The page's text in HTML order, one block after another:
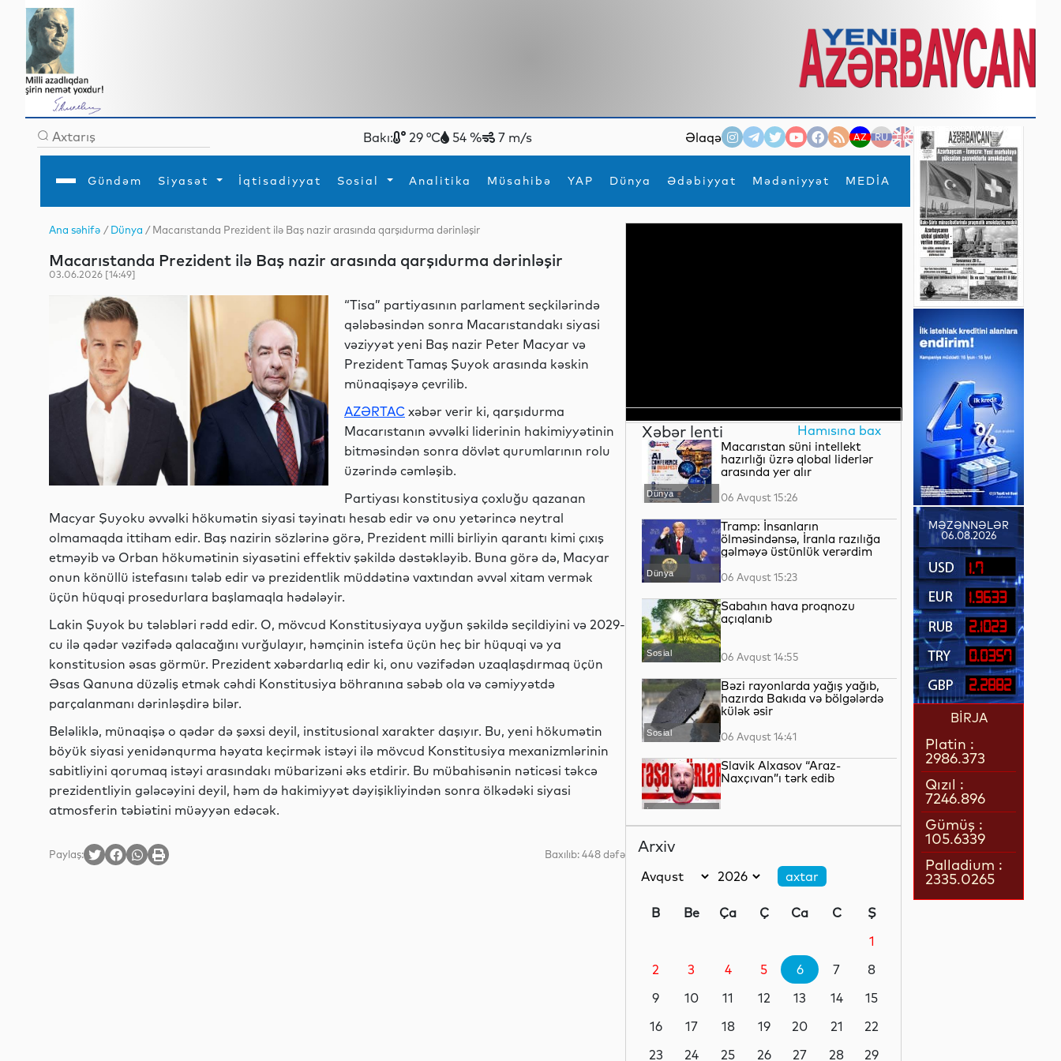
Bakı: 29 °C 54 % 7 m/s Əlaqə AZ RU EN
Gündəm Siyasət İqtisadiyyat Sosial Analitika Müsahibə YAP Dünya Ədəbiyyat Mədəniyyət MEDİA
×
Gündəm
İqtisadiyyat
Analitika
Mədəniyyət
Müsahibə
MEDİA
Xarici siyasətTurizm
Hadisə
İdmanYeni texnologiyalar
Ana səhifə /Dünya / Macarıstanda Prezident ilə Baş nazir arasında qarşıdurma dərinləşir
Macarıstanda Prezident ilə Baş nazir arasında qarşıdurma dərinləşir
03.06.2026 [14:49]
“Tisa” partiyasının parlament seçkilərində
qələbəsindən sonra Macarıstandakı siyasi
vəziyyət yeni Baş nazir Peter Macyar və
Prezident Tamaş Şuyok arasında kəskin
münaqişəyə çevrilib.
AZƏRTAC xəbər verir ki, qarşıdurma
Macarıstanın əvvəlki liderinin hakimiyyətinin
bitməsindən sonra dövlət qurumlarının rolu
üzərində cəmləşib.
Partiyası konstitusiya çoxluğu qazanan
Macyar Şuyoku əvvəlki hökumətin siyasi təyinatı hesab edir və onu yetərincə neytral
olmamaqda ittiham edir. Baş nazirin sözlərinə görə, Prezident milli birliyin qarantı kimi çıxış
etməyib və Orban hökumətinin siyasətini effektiv şəkildə dəstəkləyib. Buna görə də, Macyar
onun könüllü istefasını tələb edir və prezidentlik müddətinə vaxtından əvvəl xitam vermək
üçün hüquqi prosedurlara başlamaqla hədələyir.
Lakin Şuyok bu tələbləri rədd edir. O, mövcud Konstitusiyaya uyğun şəkildə seçildiyini və 2029-
cu ilə qədər vəzifədə qalacağını vurğulayır, həmçinin istefa üçün heç bir hüquqi və ya
konstitusion əsas görmür. Prezident xəbərdarlıq edir ki, onu vəzifədən uzaqlaşdırmaq üçün
Əsas Qanuna düzəliş etmək cəhdi Konstitusiya böhranına səbəb ola və cəmiyyətdə
parçalanmanı dərinləşdirə bilər.
Beləliklə, münaqişə o qədər də şəxsi deyil, institusional xarakter daşıyır. Bu, yeni hökumətin
böyük siyasi yenidənqurma həyata keçirmək istəyi ilə mövcud Konstitusiya mexanizmlərinin
sabitliyini qorumaq istəyi arasındakı mübarizəni əks etdirir. Bu mübahisənin nəticəsi təkcə
prezidentliyin gələcəyini deyil, həm də hakimiyyət dəyişikliyindən sonra ölkədəki siyasi
atmosferin təbiətini müəyyən edəcək.
Paylaş: Baxılıb: 448 dəfə
Xəbər lenti Hamısına bax
Dünya
Macarıstan süni intellekt
hazırlığı üzrə qlobal liderlər
arasında yer alır
06 Avqust 15:26
Dünya
Tramp: İnsanların
ölməsindənsə, İranla razılığa
gəlməyə üstünlük verərdim
06 Avqust 15:23
Sosial
Sabahın hava proqnozu
açıqlanıb
06 Avqust 14:55
Sosial
Bəzi rayonlarda yağış yağıb,
hazırda Bakıda və bölgələrdə
külək əsir
06 Avqust 14:41
İdman
Slavik Alxasov “Araz-
Naxçıvan”ı tərk edib
çəkilişi başa çatıb
Dünya 06 Avqust 14:34
İqtisadiyyat
İndiyədək Bakı-Tbilisi-Ceyhan
çox neft nəql edilib
06 Avqust 14:29
Arxiv
B Be Ça Ç Ca C
Ş
1
2
3 4 5 6 7
8
9
10 11 12 13 14
15
16
17 18 19 20 21
22
23
24 25 26 27 28
29
MƏZƏNNƏLƏR
06.08.2026
1.7
1.9633
2.1023
0.0357
2.2882
BİRJA
Platin :
2986.373
Qızıl :
7246.896
Gümüş :
105.6339
Palladium :
2335.0265